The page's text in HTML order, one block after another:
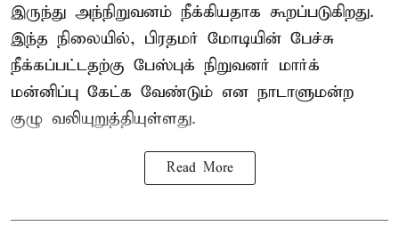
இருந்து அந்நிறுவனம் நீக்கியதாக கூறப்படுகிறது.
இந்த நிலையில், பிரதமர் மோடியின் பேச்சு
நீக்கப்பட்டதற்கு பேஸ்புக் நிறுவனர் மார்க்
மன்னிப்பு கேட்க வேண்டும் என நாடாளுமன்ற
குழு வலியுறுத்தியுள்ளது.
Read More